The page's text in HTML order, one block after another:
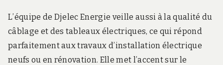
L’équipe de Djelec Energie veille aussi à la qualité du
câblage et des tableaux électriques, ce qui répond
parfaitement aux travaux d’installation électrique
neufs ou en rénovation. Elle met l’accent sur le